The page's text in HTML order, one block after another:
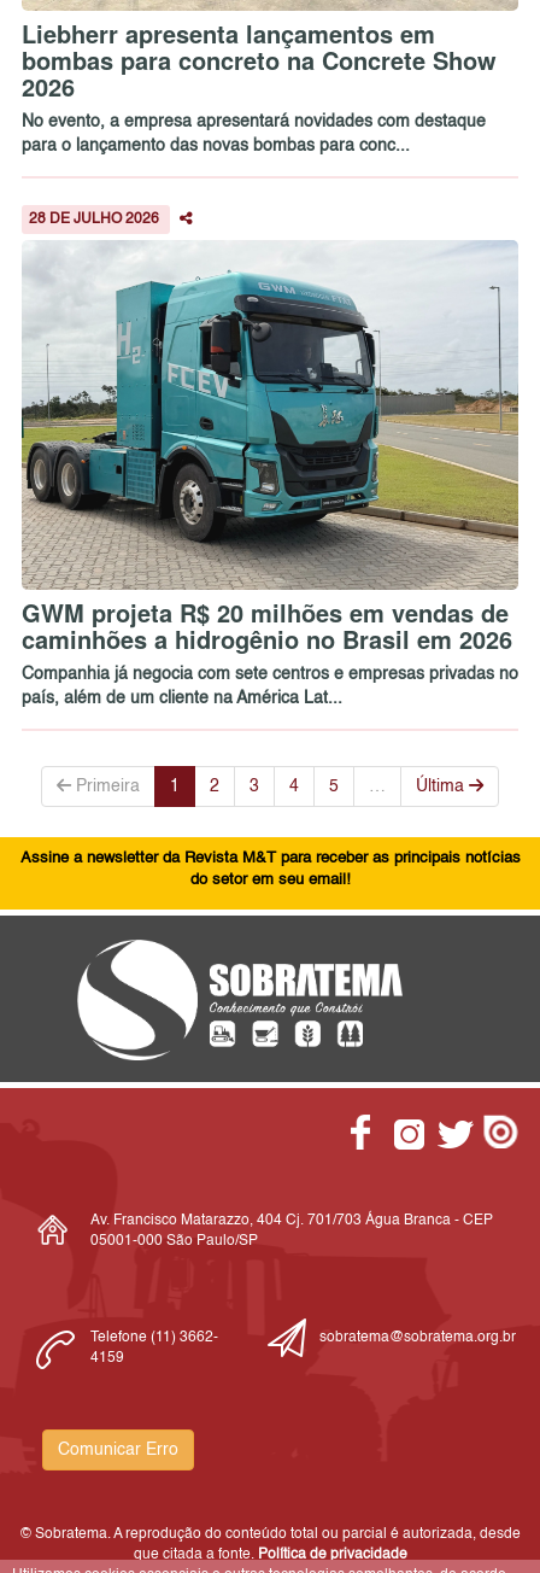
Liebherr apresenta lançamentos em
bombas para concreto na Concrete Show
2026
No evento, a empresa apresentará novidades com destaque
para o lançamento das novas bombas para conc...
28 DE JULHO 2026
GWM projeta R$ 20 milhões em vendas de
caminhões a hidrogênio no Brasil em 2026
Companhia já negocia com sete centros e empresas privadas no
país, além de um cliente na América Lat...
Primeira 1 2 3 4 5 Última
Assine a newsletter da Revista M&T para receber as principais notícias
do setor em seu email!
Av. Francisco Matarazzo, 404 Cj. 701/703 Água Branca - CEP
05001-000 São Paulo/SP
Telefone (11) 3662-
4159
sobratema@sobratema.org.br
Comunicar Erro
© Sobratema. A reprodução do conteúdo total ou parcial é autorizada, desde
que citada a fonte. Política de privacidade